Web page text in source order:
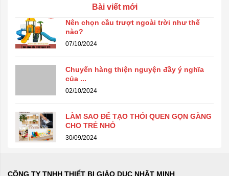
Bài viết mới
Nên chọn cầu trượt ngoài trời như thế
nào?
07/10/2024
Chuyến hàng thiện nguyện đầy ý nghĩa
của ...
02/10/2024
LÀM SAO ĐỂ TẠO THÓI QUEN GỌN GÀNG
CHO TRẺ NHỎ
30/09/2024
CÔNG TY TNHH THIẾT BỊ GIÁO DỤC NHẬT MINH